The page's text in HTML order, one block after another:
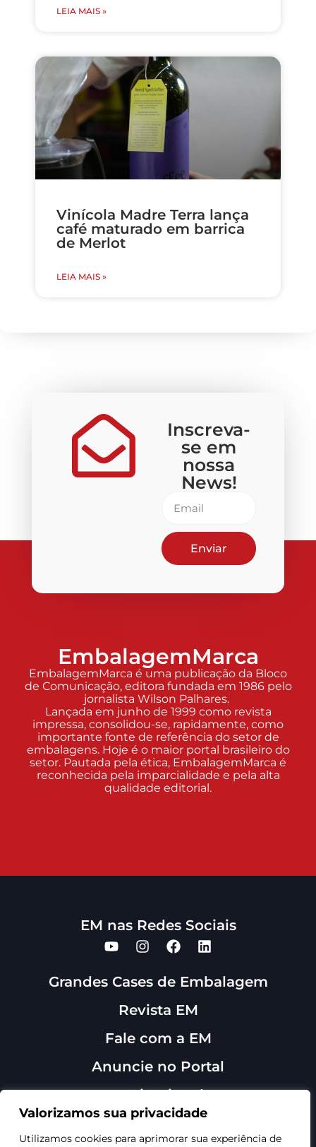
Valorizamos sua privacidade
Utilizamos cookies para aprimorar sua experiência de
LEIA MAIS »
Vinícola Madre Terra lança
café maturado em barrica
de Merlot
LEIA MAIS »
Inscreva-
se em
nossa
News!
Enviar
EmbalagemMarca
EmbalagemMarca é uma publicação da Bloco
de Comunicação, editora fundada em 1986 pelo
jornalista Wilson Palhares.
Lançada em junho de 1999 como revista
impressa, consolidou-se, rapidamente, como
importante fonte de referência do setor de
embalagens. Hoje é o maior portal brasileiro do
setor. Pautada pela ética, EmbalagemMarca é
reconhecida pela imparcialidade e pela alta
qualidade editorial.
EM nas Redes Sociais
Grandes Cases de Embalagem
Revista EM
Fale com a EM
Anuncie no Portal
Institucional
Sobre Nós